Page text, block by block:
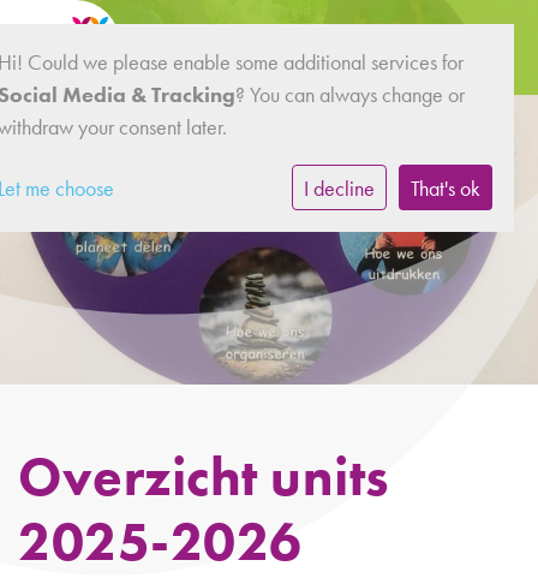
Overzicht units
2025-2026
Could we please enable some additional services for
Media & Tracking? You can always change or
your consent later.
me choose I decline That's ok